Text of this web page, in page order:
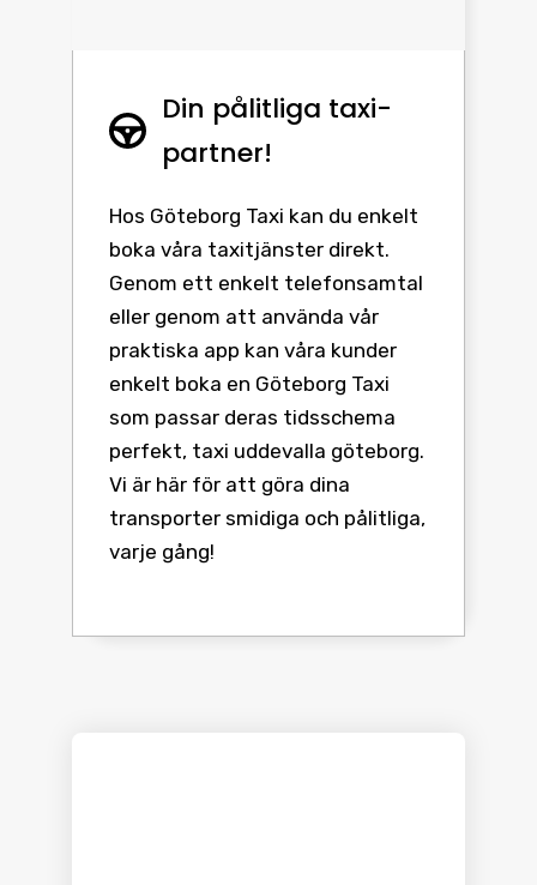
Din pålitliga taxi-
partner!
Hos Göteborg Taxi kan du enkelt
boka våra taxitjänster direkt.
Genom ett enkelt telefonsamtal
eller genom att använda vår
praktiska app kan våra kunder
enkelt boka en Göteborg Taxi
som passar deras tidsschema
perfekt, taxi uddevalla göteborg.
Vi är här för att göra dina
transporter smidiga och pålitliga,
varje gång!